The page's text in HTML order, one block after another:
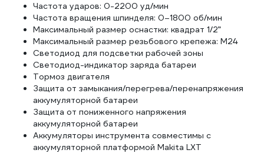
Частота ударов: 0-2200 уд/мин
Частота вращения шпинделя: 0–1800 об/мин
Максимальный размер оснастки: квадрат 1/2”
Максимальный размер резьбового крепежа: М24
Светодиод для подсветки рабочей зоны
Светодиод-индикатор заряда батареи
Тормоз двигателя
Защита от замыкания/перегрева/перенапряжения
аккумуляторной батареи
Защита от пониженного напряжения
аккумуляторной батареи
Аккумуляторы инструмента совместимы с
аккумуляторной платформой Makita LXT